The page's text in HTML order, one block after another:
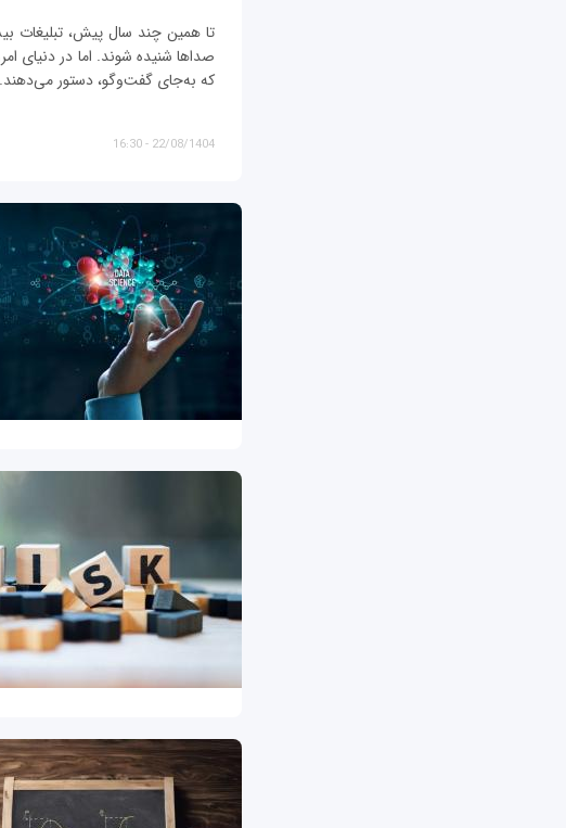
تا همین چند سال پیش، تبلیغات
صداها شنیده شوند. اما در دنیای
که به‌جای گفت‌وگو، دستور
22/08/1404 - 16:30